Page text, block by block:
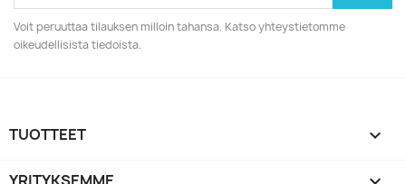
Voit peruuttaa tilauksen milloin tahansa. Katso yhteystietomme
oikeudellisista tiedoista.
TUOTTEET 